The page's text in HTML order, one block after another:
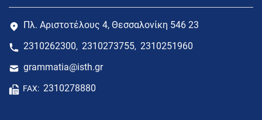
Πλ. Αριστοτέλους 4, Θεσσαλονίκη 546 23
2310262300, 2310273755, 2310251960
grammatia@isth.gr
FAX: 2310278880